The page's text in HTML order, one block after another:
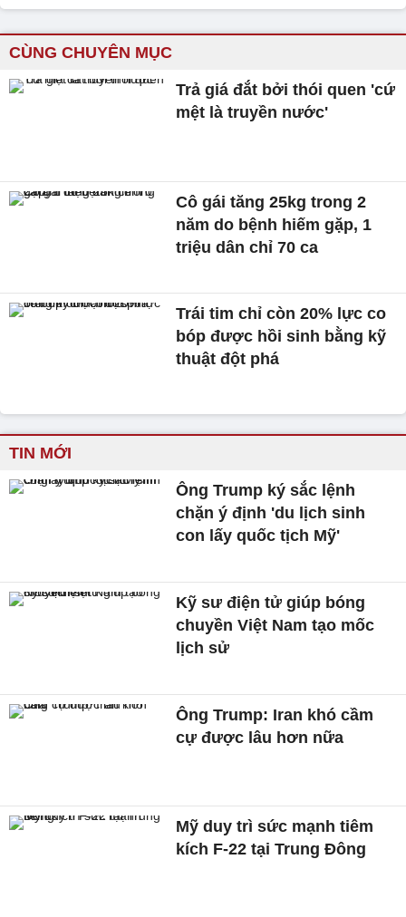
CÙNG CHUYÊN MỤC
Trả giá đắt bởi thói quen 'cứ
mệt là truyền nước'
Cô gái tăng 25kg trong 2
năm do bệnh hiếm gặp, 1
triệu dân chỉ 70 ca
Trái tim chỉ còn 20% lực co
bóp được hồi sinh bằng kỹ
thuật đột phá
TIN MỚI
Ông Trump ký sắc lệnh
chặn ý định 'du lịch sinh
con lấy quốc tịch Mỹ'
Kỹ sư điện tử giúp bóng
chuyền Việt Nam tạo mốc
lịch sử
Ông Trump: Iran khó cầm
cự được lâu hơn nữa
Mỹ duy trì sức mạnh tiêm
kích F-22 tại Trung Đông